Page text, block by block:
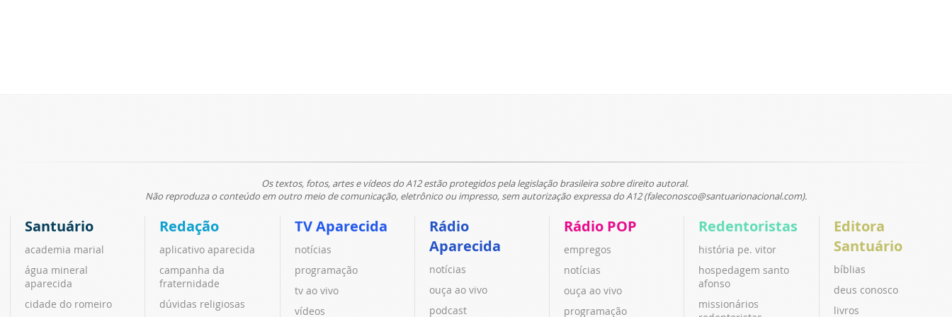
Os textos, fotos, artes e vídeos do A12 estão protegidos pela legislação brasileira sobre direito autoral.
Não reproduza o conteúdo em outro meio de comunicação, eletrônico ou impresso, sem autorização expressa do A12 (faleconosco@santuarionacional.com).
Santuário
academia marial
água mineral
aparecida
cidade do romeiro
Redação
aplicativo aparecida
campanha da
fraternidade
dúvidas religiosas
TV Aparecida
notícias
programação
tv ao vivo
vídeos
Rádio
Aparecida
notícias
ouça ao vivo
podcast
Rádio POP
empregos
notícias
ouça ao vivo
programação
Redentoristas
história pe. vitor
hospedagem santo
afonso
missionários
Editora
Santuário
bíblias
deus conosco
livros